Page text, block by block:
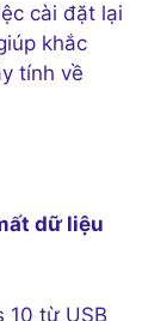
cài đặt lại
khắc
tính về
dữ liệu
10 từ USB